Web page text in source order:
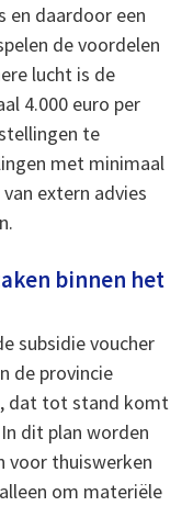
en daardoor een
de voordelen
lucht is de
4.000 euro per
te
met minimaal
extern advies
binnen het
subsidie voucher
de provincie
dat tot stand komt
dit plan worden
voor thuiswerken
om materiële